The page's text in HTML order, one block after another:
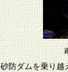
砂防ダムを乗り越